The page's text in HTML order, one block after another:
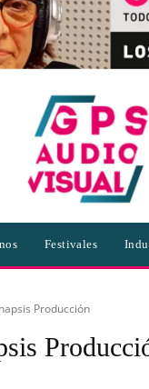
Festivales
Producción